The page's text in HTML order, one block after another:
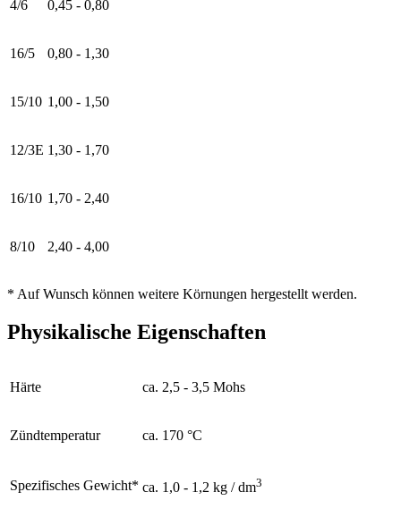
4/6 0,45 - 0,80
16/5 0,80 - 1,30
15/10 1,00 - 1,50
12/3E 1,30 - 1,70
16/10 1,70 - 2,40
8/10 2,40 - 4,00
* Auf Wunsch können weitere Körnungen hergestellt werden.
Physikalische Eigenschaften
Härte ca. 2,5 - 3,5 Mohs
Zündtemperatur ca. 170 °C
Spezifisches Gewicht* ca. 1,0 - 1,2 kg / dm3